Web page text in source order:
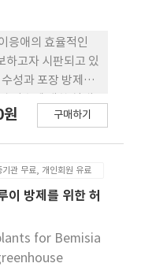
응애의 효율적인
하고자 시판되고 있
성과 포장 방제효
Pyflubumide
는 부화율이 0%
타내었다. 실내감
던 Abamectin
SC,
SC를 대상으로
7일차에서 모든
구매하기
기관 무료, 개인회원 유료
이 방제를 위한 허
for Bemisia